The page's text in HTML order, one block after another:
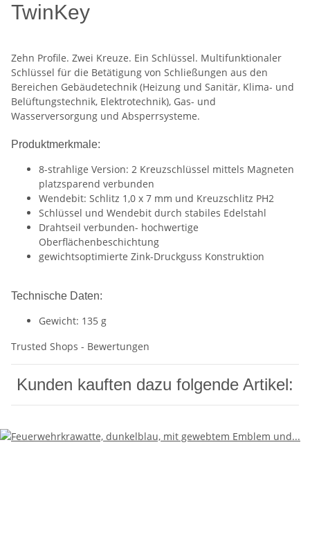
TwinKey
Zehn Profile. Zwei Kreuze. Ein Schlüssel. Multifunktionaler
Schlüssel für die Betätigung von Schließungen aus den
Bereichen Gebäudetechnik (Heizung und Sanitär, Klima- und
Belüftungstechnik, Elektrotechnik), Gas- und
Wasserversorgung und Absperrsysteme.
Produktmerkmale:
8-strahlige Version: 2 Kreuzschlüssel mittels Magneten
platzsparend verbunden
Wendebit: Schlitz 1,0 x 7 mm und Kreuzschlitz PH2
Schlüssel und Wendebit durch stabiles Edelstahl
Drahtseil verbunden- hochwertige
Oberflächenbeschichtung
gewichtsoptimierte Zink-Druckguss Konstruktion
Technische Daten:
Gewicht: 135 g
Trusted Shops - Bewertungen
Kunden kauften dazu folgende Artikel: